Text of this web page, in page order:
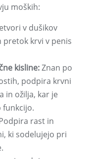
moških:
v dušikov
pretok krvi v penis
kisline:Znan po
podpira krvni
in ožilja, kar je
funkcijo.
rast in
ki sodelujejo pri